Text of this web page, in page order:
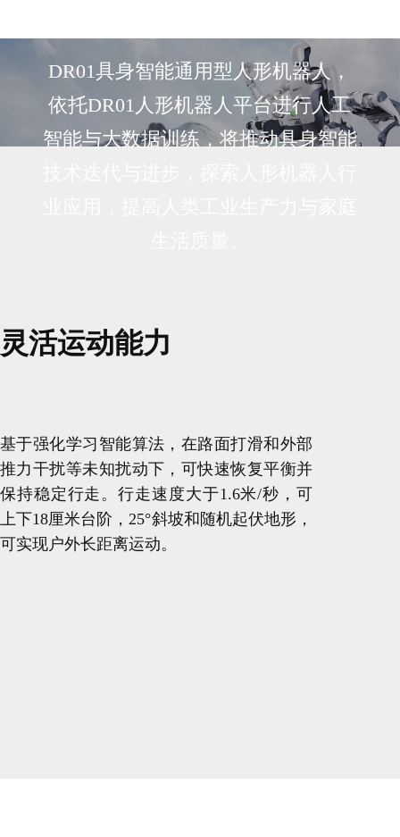
DR01具身智能通用型人形机器人，
依托DR01人形机器人平台进行人工
智能与大数据训练，将推动具身智能
灵活运动能力
基于强化学习智能算法，在路面打滑和外部
推力干扰等未知扰动下，可快速恢复平衡并
保持稳定行走。行走速度大于1.6米/秒，可
上下18厘米台阶，25°斜坡和随机起伏地形，
可实现户外长距离运动。